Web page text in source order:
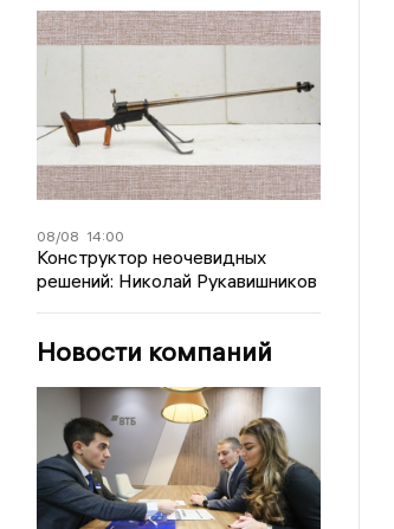
08/08 14:00
Конструктор неочевидных
решений: Николай Рукавишников
Новости компаний